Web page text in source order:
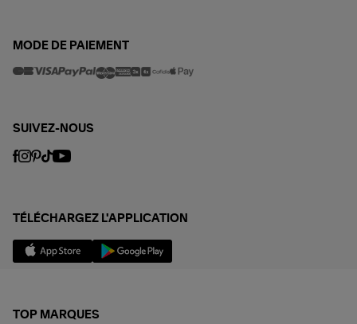
MODE DE PAIEMENT
SUIVEZ-NOUS
TÉLÉCHARGEZ L'APPLICATION
TOP MARQUES